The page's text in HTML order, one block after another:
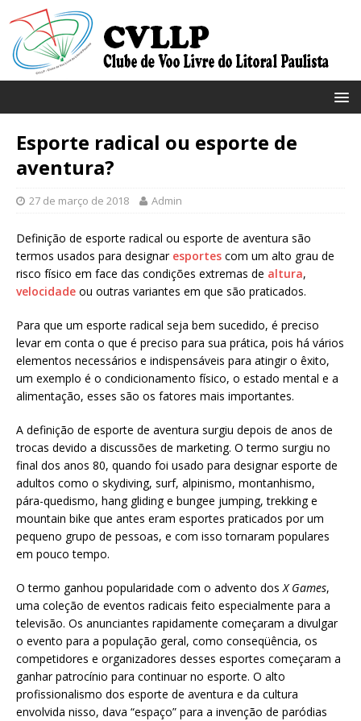
Esporte radical ou esporte de
aventura?
27 de março de 2018 Admin
Definição de esporte radical ou esporte de aventura são
termos usados para designar esportes com um alto grau de
risco físico em face das condições extremas de altura,
velocidade ou outras variantes em que são praticados.
Para que um esporte radical seja bem sucedido, é preciso
levar em conta o que é preciso para sua prática, pois há vários
elementos necessários e indispensáveis para atingir o êxito,
um exemplo é o condicionamento físico, o estado mental e a
alimentação, esses são os fatores mais importantes.
A definição de esporte de aventura surgiu depois de anos de
trocas devido a discussões de marketing. O termo surgiu no
final dos anos 80, quando foi usado para designar esporte de
adultos como o skydiving, surf, alpinismo, montanhismo,
pára-quedismo, hang gliding e bungee jumping, trekking e
mountain bike que antes eram esportes praticados por um
pequeno grupo de pessoas, e com isso tornaram populares
em pouco tempo.
O termo ganhou popularidade com o advento dosX Games,
uma coleção de eventos radicais feito especialmente para a
televisão. Os anunciantes rapidamente começaram a divulgar
o evento para a população geral, como conseqüência, os
competidores e organizadores desses esportes começaram a
ganhar patrocínio para continuar no esporte. O alto
profissionalismo dos esporte de aventura e da cultura
envolvida nisso, dava “espaço” para a invenção de paródias